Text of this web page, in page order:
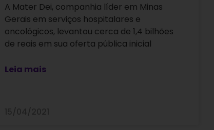
A Mater Dei, companhia líder em Minas
Gerais em serviços hospitalares e
oncológicos, levantou cerca de 1,4 bilhões
de reais em sua oferta pública inicial
Leia mais